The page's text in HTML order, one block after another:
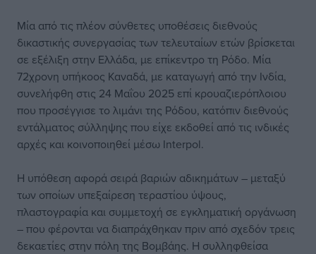
Μία από τις πλέον σύνθετες υποθέσεις διεθνούς
δικαστικής συνεργασίας των τελευταίων ετών βρίσκεται
σε εξέλιξη στην Ελλάδα, με επίκεντρο τη Ρόδο. Μία
72χρονη υπήκοος Καναδά, με καταγωγή από την Ινδία,
συνελήφθη στις 24 Μαΐου 2025 επί κρουαζιερόπλοιου
που προσέγγισε το λιμάνι της Ρόδου, κατόπιν διεθνούς
εντάλματος σύλληψης που είχε εκδοθεί από τις ινδικές
αρχές και κοινοποιηθεί μέσω Interpol.
Η υπόθεση αφορά σειρά βαριών αδικημάτων – μεταξύ
των οποίων υπεξαίρεση τεραστίου ύψους,
πλαστογραφία και συμμετοχή σε εγκληματική οργάνωση
– που φέρονται να διαπράχθηκαν πριν από σχεδόν τρεις
δεκαετίες στην πόλη της Βομβάης. Η συλληφθείσα